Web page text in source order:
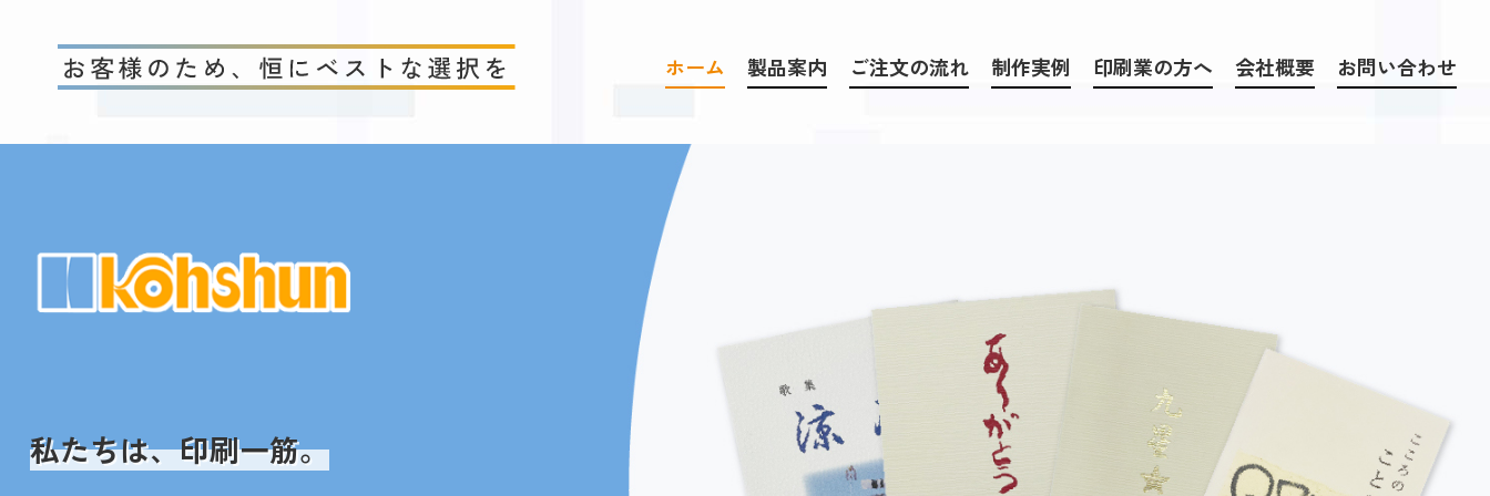
ホーム 製品案内 ご注文の流れ 制作実例 印刷業の方へ 会社概要 お問い合わせ
私たちは、印刷一筋。